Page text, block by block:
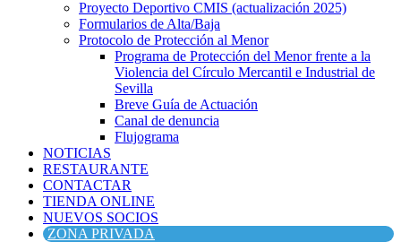
Proyecto Deportivo CMIS (actualización 2025)
Formularios de Alta/Baja
Protocolo de Protección al Menor
Programa de Protección del Menor frente a la
Violencia del Círculo Mercantil e Industrial de
Sevilla
Breve Guía de Actuación
Canal de denuncia
Flujograma
NOTICIAS
RESTAURANTE
CONTACTAR
TIENDA ONLINE
NUEVOS SOCIOS
ZONA PRIVADA